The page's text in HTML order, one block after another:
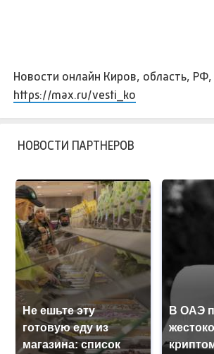
Новости онлайн Киров, область,
https://max.ru/vesti_ko
НОВОСТИ ПАРТНЕРОВ
Не ешьте эту
готовую еду из
магазина: список
В ОАЭ